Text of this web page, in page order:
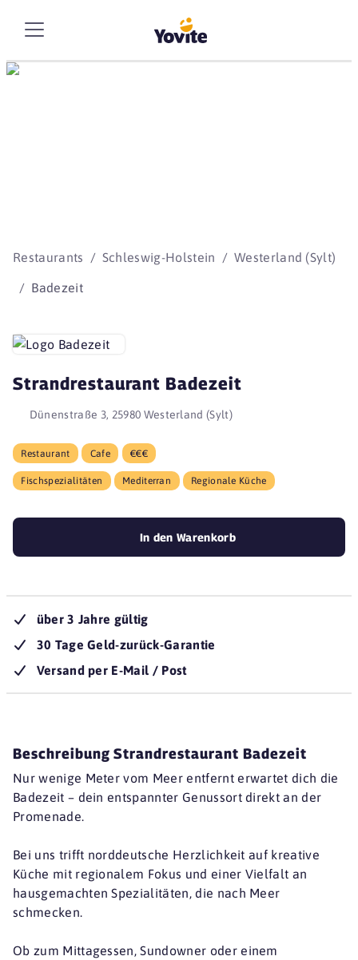
Restaurants Schleswig-Holstein Westerland (Sylt)
Badezeit
Strandrestaurant Badezeit
Dünenstraße 3, 25980 Westerland (Sylt)
Restaurant Cafe €€€
Fischspezialitäten Mediterran Regionale Küche
In den Warenkorb
über 3 Jahre gültig
30 Tage Geld-zurück-Garantie
Versand per E-Mail / Post
Beschreibung Strandrestaurant Badezeit
Nur wenige Meter vom Meer entfernt erwartet dich die
Badezeit – dein entspannter Genussort direkt an der
Promenade.
Bei uns trifft norddeutsche Herzlichkeit auf kreative
Küche mit regionalem Fokus und einer Vielfalt an
hausgemachten Spezialitäten, die nach Meer
schmecken.
​Ob zum Mittagessen, Sundowner oder einem